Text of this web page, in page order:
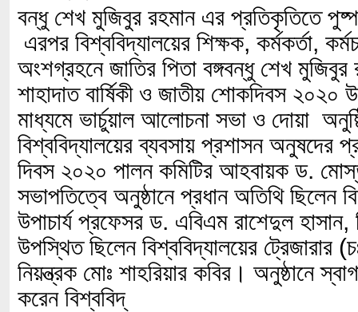
বন্ধু শেখ মুজিবুর রহমান এর প্রতিকৃতিতে
এরপর বিশ্ববিদ্যালয়ের শিক্ষক, কর্মকর্তা,
অংশগ্রহনে জাতির পিতা বঙ্গবন্ধু শেখ
শাহাদাত বার্ষিকী ও জাতীয় শোকদিবস
মাধ্যমে ভার্চুয়াল আলোচনা সভা ও দোয়া
বিশ্ববিদ্যালয়ের ব্যবসায় প্রশাসন অনুষদের
দিবস ২০২০ পালন কমিটির আহবায়ক ড.
সভাপতিত্বে অনুষ্ঠানে প্রধান অতিথি ছিলেন
উপাচার্য প্রফেসর ড. এবিএম রাশেদুল হাসান,
উপস্থিত ছিলেন বিশ্ববিদ্যালয়ের ট্রেজারার
নিয়ন্ত্রক মোঃ শাহরিয়ার কবির। অনুষ্ঠানে
করেন বিশ্ববিদ্